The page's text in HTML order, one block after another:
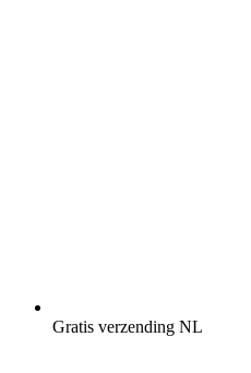
Gratis verzending NL